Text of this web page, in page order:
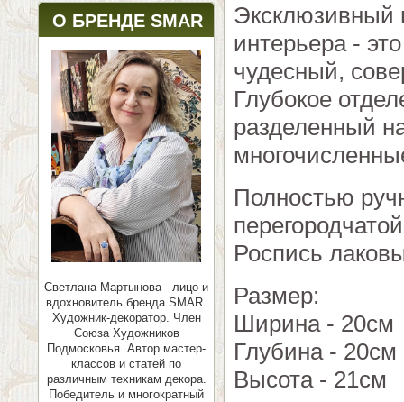
О БРЕНДЕ SMAR
Светлана Мартынова - лицо и
вдохновитель бренда SMAR.
Художник-декоратор. Член
Союза Художников
Подмосковья. Автор мастер-
классов и статей по
различным техникам декора.
Победитель и многократный
Эксклюзивный
интерьера -
чудесный,
Глубокое
разделенный
Полностью
Роспись
Размер:
Ширина - 20см
Глубина - 20см
Высота - 21см